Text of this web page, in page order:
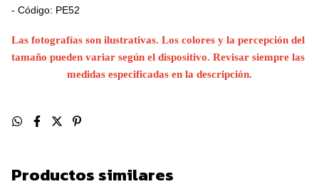
- Código: PE52
Las fotografías son ilustrativas. Los colores y la percepción del
tamaño pueden variar según el dispositivo. Revisar siempre las
medidas especificadas en la descripción.
Productos similares